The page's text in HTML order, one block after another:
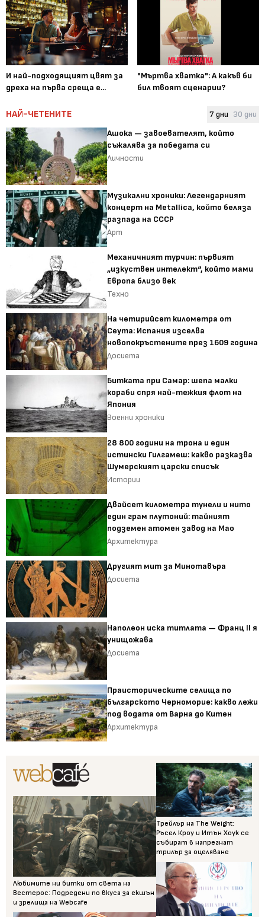
И най-подходящият цвят за
дреха на първа среща е...
"Мъртва хватка": А какъв би
бил твоят сценарии?
НАЙ-ЧЕТЕНИТЕ 7 дни 30 дни
Ашока — завоевателят, който
съжалява за победата си
Личности
Музикални хроники: Легендарният
концерт на Metallica, който беляза
разпада на СССР
Арт
Механичният турчин: първият
„изкуствен интелект“, който мами
Европа близо век
Техно
На четирийсет километра от
Сеута: Испания изселва
новопокръстените през 1609 година
Досиета
Битката при Самар: шепа малки
кораби спря най-тежкия флот на
Япония
Военни хроники
28 800 години на трона и един
истински Гилгамеш: какво разказва
Шумерският царски списък
Истории
Двайсет километра тунели и нито
един грам плутоний: тайният
подземен атомен завод на Мао
Архитектура
Другият мит за Минотавъра
Досиета
Наполеон иска титлата — Франц II я
унищожава
Досиета
Праисторическите селища по
българското Черноморие: какво лежи
под водата от Варна до Китен
Архитектура
Любимите ни битки от света на
Вестерос: Подредени по вкуса за екшън
и зрелища на Webcafe
Трейлър на The Weight:
Ръсел Кроу и Итън Хоук се
събират в напрегнат
трилър за оцеляване